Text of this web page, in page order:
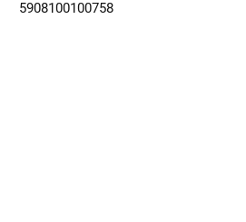
5908100100758